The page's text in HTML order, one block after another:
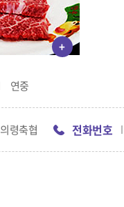
+
연중
의령축협 전화번호